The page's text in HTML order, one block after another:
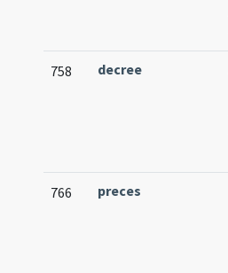
758 decree
766 preces